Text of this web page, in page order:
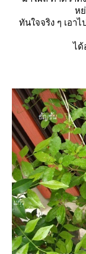
ห
ทันใจจริง ๆ เอา
ได้